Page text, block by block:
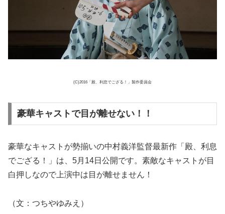
(C)2016「殿、利息でござる！」製作委員会
豪華キャストで目が離せない！！
豪華なキャストが勢揃いの中村義洋監督最新作「殿、利息
でござる！」は、5月14日公開です。素敵なキャストが目
白押しなので上演中は目が離せません！
（文：つちやゆみえ）